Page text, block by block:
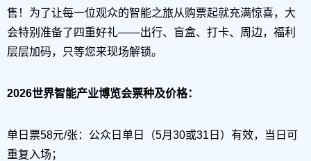
售！为了让每一位观众的智能之旅从购票起就充满惊喜，大
会特别准备了四重好礼——出行、盲盒、打卡、周边，福利
层层加码，只等您来现场解锁。
2026世界智能产业博览会票种及价格：
单日票58元/张：公众日单日（5月30或31日）有效，当日可
重复入场；